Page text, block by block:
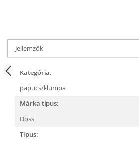
Jellemzők
Kategória:
papucs/klumpa
Márka tipus:
Doss
Tipus: